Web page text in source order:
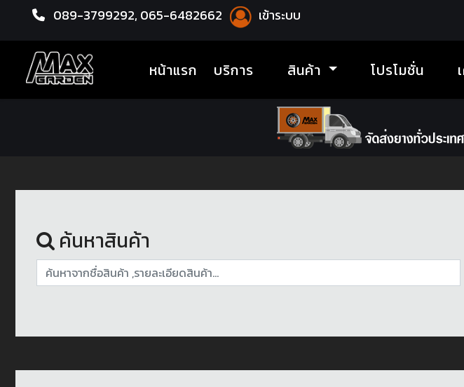
089-3799292, 065-6482662 เข้าระบบ
หน้าแรก(current)
บริการ สินค้า โปรโมชั่น
หน้าแรก ล้อแม็กซ์
ค้นหาสินค้า